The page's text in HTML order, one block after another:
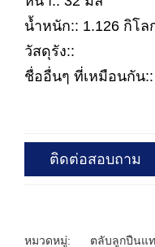
น้ำหนัก:: 1.126 กิโล
วัสดุรัง::
ชื่ออื่นๆ ที่เหมือนกัน::
ติดต่อสอบถาม
หมวดหมู่: ตลับลูกปืนแ